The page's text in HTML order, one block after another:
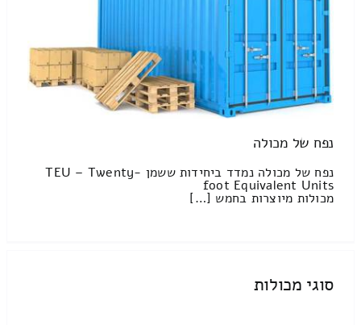
נפח של מכולה
נפח של מכולה נמדד ביחידות ששמן TEU – Twenty-
foot Equivalent Units
מכולות מיוצרות בחמש […]
סוגי מכולות